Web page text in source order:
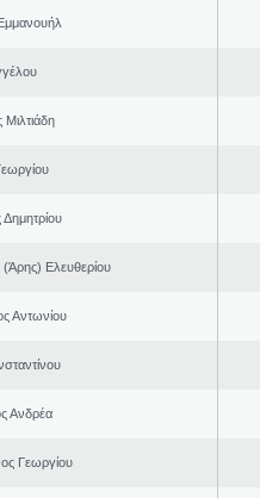
Μιλτιάδη
Ελευθερίου
Αντωνίου
Ανδρέα
Γεωργίου